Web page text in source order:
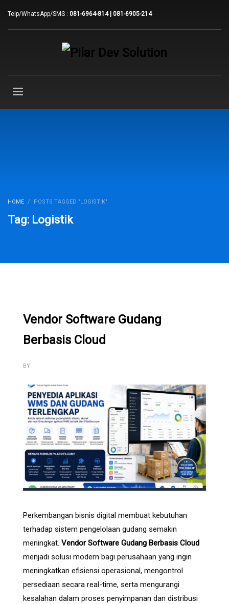
Telp/WhatsApp/SMS : 081-6964-814 | 081-6905-214
HOME POSTS TAGGED "LOGISTIK"
Tag: Logistik
Vendor Software Gudang
Berbasis Cloud
BY
Perkembangan bisnis digital membuat kebutuhan
terhadap sistem pengelolaan gudang semakin
meningkat. Vendor Software Gudang Berbasis Cloud
menjadi solusi modern bagi perusahaan yang ingin
meningkatkan efisiensi operasional, mengontrol
persediaan secara real-time, serta mengurangi
kesalahan dalam proses penyimpanan dan distribusi